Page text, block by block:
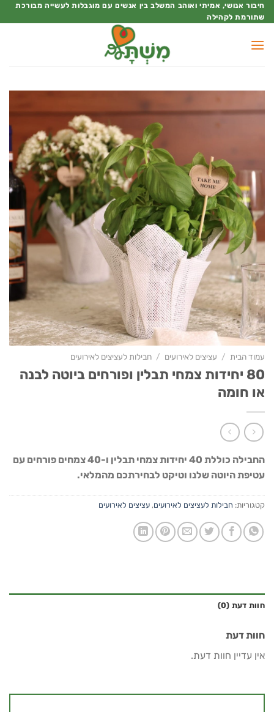
Skip
to
חיבור אנושי, אמיתי ואוהב המשלב בין אנשים עם מוגבלות לעשייה מבורכת
שתורמת לקהילה
עמוד הבית / עציצים לאירועים / חבילות לעציצים לאירועים
80 יחידות צמחי תבלין ופורחים ביוטה לבנה
או חומה
החבילה כוללת 40 יחידות צמחי תבלין ו-40 צמחים פורחים עם
עטיפת היוטה שלנו וטיקט לבחירתכם מהמלאי.
קטגוריות: חבילות לעציצים לאירועים, עציצים לאירועים
חוות דעת (0)
חוות דעת
אין עדיין חוות דעת.